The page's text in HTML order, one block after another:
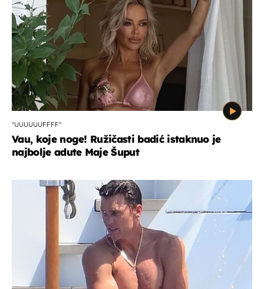
"UUUUUUFFFF"
Vau, koje noge! Ružičasti badić istaknuo je
najbolje adute Maje Šuput